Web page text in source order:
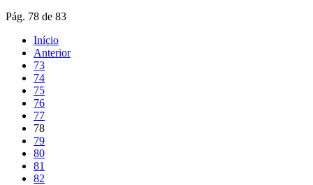
Pág. 78 de 83
Início
Anterior
73
74
75
76
77
78
79
80
81
82